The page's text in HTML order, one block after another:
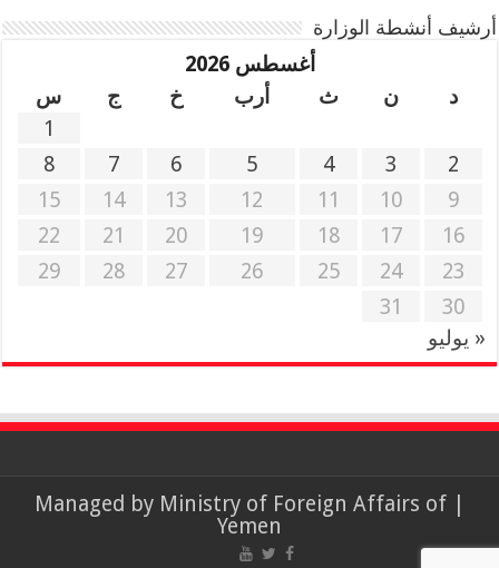
أرشيف أنشطة الوزارة
أغسطس 2026
د
ن ث أرب خ ج
س
1
2
3
4
5
6
7
8
9
10
11
12
13
14
15
16
17
18
19
20
21
22
23
24
25
26
27
28
29
30
31
« يوليو
Ministry of Foreign Affairs of
Yemen